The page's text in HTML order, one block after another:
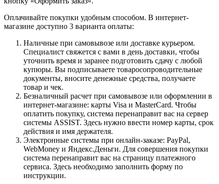
Оплачивайте покупки удобным способом. В интернет-
магазине доступно 3 варианта оплаты:
Наличные при самовывозе или доставке курьером.
Специалист свяжется с вами в день доставки, чтобы
уточнить время и заранее подготовить сдачу с любой
купюры. Вы подписываете товаросопроводительные
документы, вносите денежные средства, получаете
товар и чек.
Безналичный расчет при самовывозе или оформлении в
интернет-магазине: карты Visa и MasterCard. Чтобы
оплатить покупку, система перенаправит вас на сервер
системы ASSIST. Здесь нужно ввести номер карты, срок
действия и имя держателя.
Электронные системы при онлайн-заказе: PayPal,
WebMoney и Яндекс.Деньги. Для совершения покупки
система перенаправит вас на страницу платежного
сервиса. Здесь необходимо заполнить форму по
инструкции.